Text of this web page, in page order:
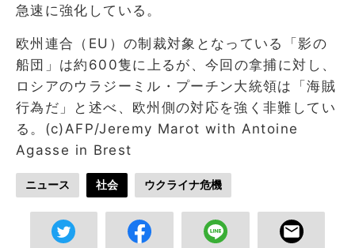
急速に強化している。
欧州連合（EU）の制裁対象となっている「影の
船団」は約600隻に上るが、今回の拿捕に対し、
ロシアのウラジーミル・プーチン大統領は「海賊
行為だ」と述べ、欧州側の対応を強く非難してい
る。(c)AFP/Jeremy Marot with Antoine
Agasse in Brest
ニュース 社会 ウクライナ危機